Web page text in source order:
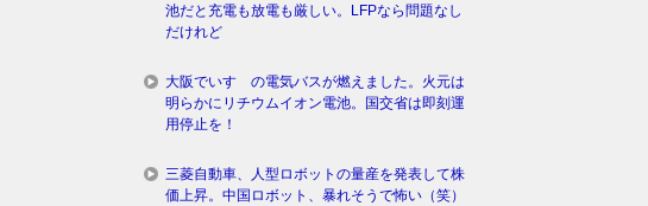
池だと充電も放電も厳しい。LFPなら問題なし
だけれど
大阪でいすゞの電気バスが燃えました。火元は
明らかにリチウムイオン電池。国交省は即刻運
用停止を！
三菱自動車、人型ロボットの量産を発表して株
価上昇。中国ロボット、暴れそうで怖い（笑）